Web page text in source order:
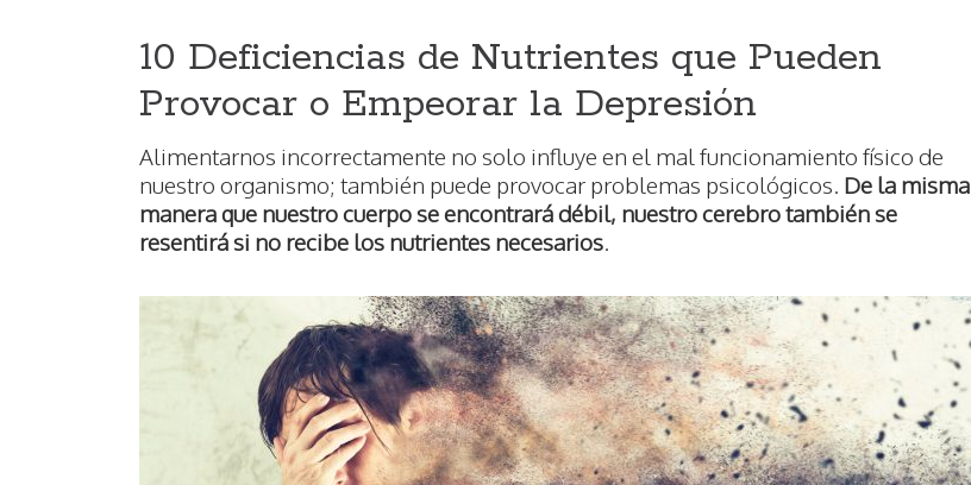
10 Deficiencias de Nutrientes que Pueden
Provocar o Empeorar la Depresión
Alimentarnos incorrectamente no solo influye en el mal funcionamiento físico de
nuestro organismo; también puede provocar problemas psicológicos. De la misma
manera que nuestro cuerpo se encontrará débil, nuestro cerebro también se
resentirá si no recibe los nutrientes necesarios